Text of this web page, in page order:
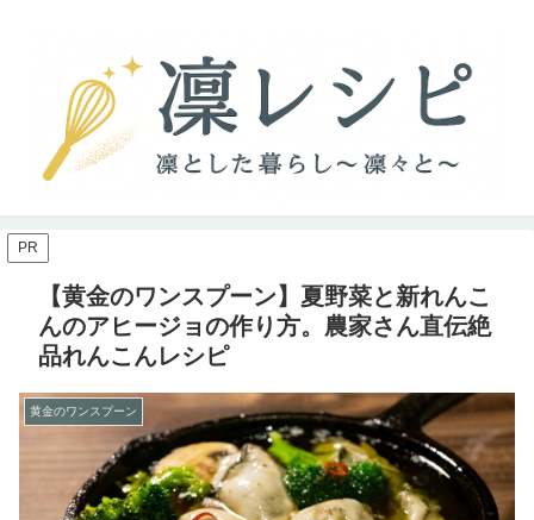
PR
【黄金のワンスプーン】夏野菜と新れんこ
んのアヒージョの作り方。農家さん直伝絶
品れんこんレシピ
黄金のワンスプーン